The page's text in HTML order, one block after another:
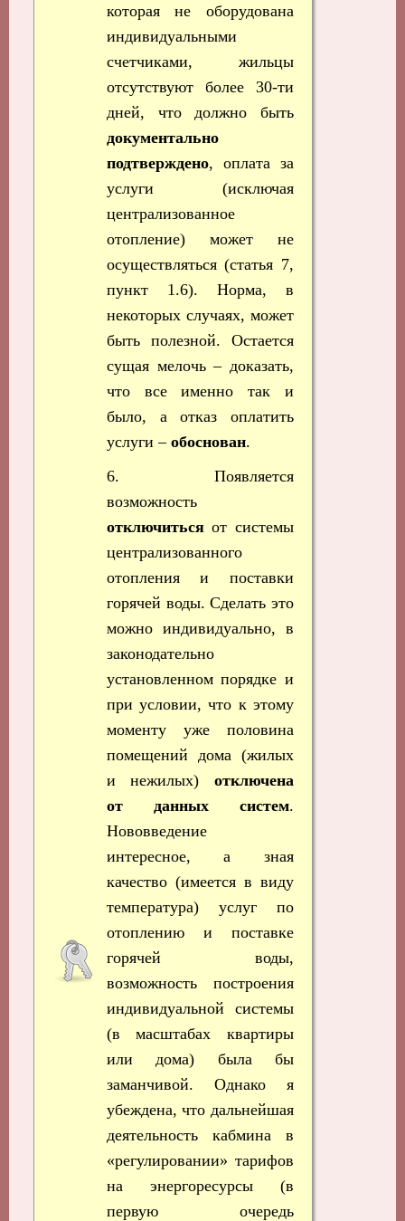
которая не оборудована
индивидуальными
счетчиками, жильцы
отсутствуют более 30-ти
дней, что должно быть
документально
подтверждено, оплата за
услуги (исключая
централизованное
отопление) может не
осуществляться (статья 7,
пункт 1.6). Норма, в
некоторых случаях, может
быть полезной. Остается
сущая мелочь – доказать,
что все именно так и
было, а отказ оплатить
услуги – обоснован.
6. Появляется
возможность
отключиться от системы
централизованного
отопления и поставки
горячей воды. Сделать это
можно индивидуально, в
законодательно
установленном порядке и
при условии, что к этому
моменту уже половина
помещений дома (жилых
и нежилых) отключена
от данных систем.
Нововведение
интересное, а зная
качество (имеется в виду
температура) услуг по
отоплению и поставке
горячей воды,
возможность построения
индивидуальной системы
(в масштабах квартиры
или дома) была бы
заманчивой. Однако я
убеждена, что дальнейшая
деятельность кабмина в
«регулировании» тарифов
на энергоресурсы (в
первую очередь